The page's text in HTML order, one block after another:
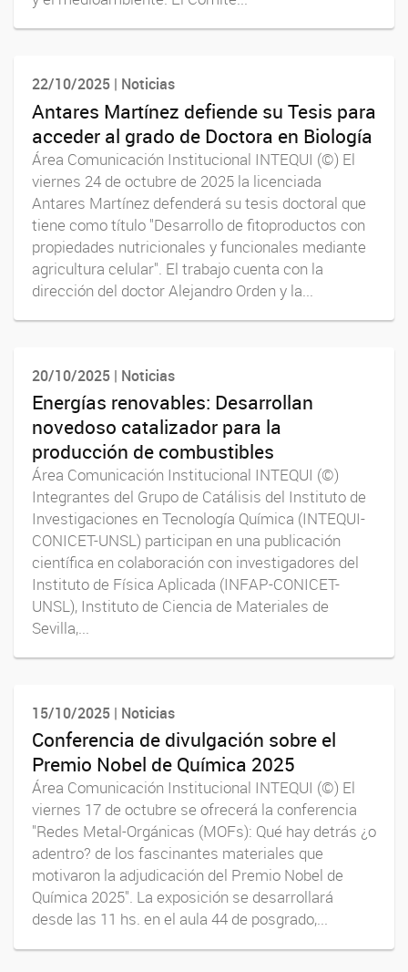
22/10/2025 | Noticias
Antares Martínez defiende su Tesis para
acceder al grado de Doctora en Biología
Área Comunicación Institucional INTEQUI (©) El
viernes 24 de octubre de 2025 la licenciada
Antares Martínez defenderá su tesis doctoral que
tiene como título "Desarrollo de fitoproductos con
propiedades nutricionales y funcionales mediante
agricultura celular". El trabajo cuenta con la
dirección del doctor Alejandro Orden y la...
20/10/2025 | Noticias
Energías renovables: Desarrollan
novedoso catalizador para la
producción de combustibles
Área Comunicación Institucional INTEQUI (©)
Integrantes del Grupo de Catálisis del Instituto de
Investigaciones en Tecnología Química (INTEQUI-
CONICET-UNSL) participan en una publicación
científica en colaboración con investigadores del
Instituto de Física Aplicada (INFAP-CONICET-
UNSL), Instituto de Ciencia de Materiales de
Sevilla,...
15/10/2025 | Noticias
Conferencia de divulgación sobre el
Premio Nobel de Química 2025
Área Comunicación Institucional INTEQUI (©) El
viernes 17 de octubre se ofrecerá la conferencia
"Redes Metal-Orgánicas (MOFs): Qué hay detrás ¿o
adentro? de los fascinantes materiales que
motivaron la adjudicación del Premio Nobel de
Química 2025". La exposición se desarrollará
desde las 11 hs. en el aula 44 de posgrado,...